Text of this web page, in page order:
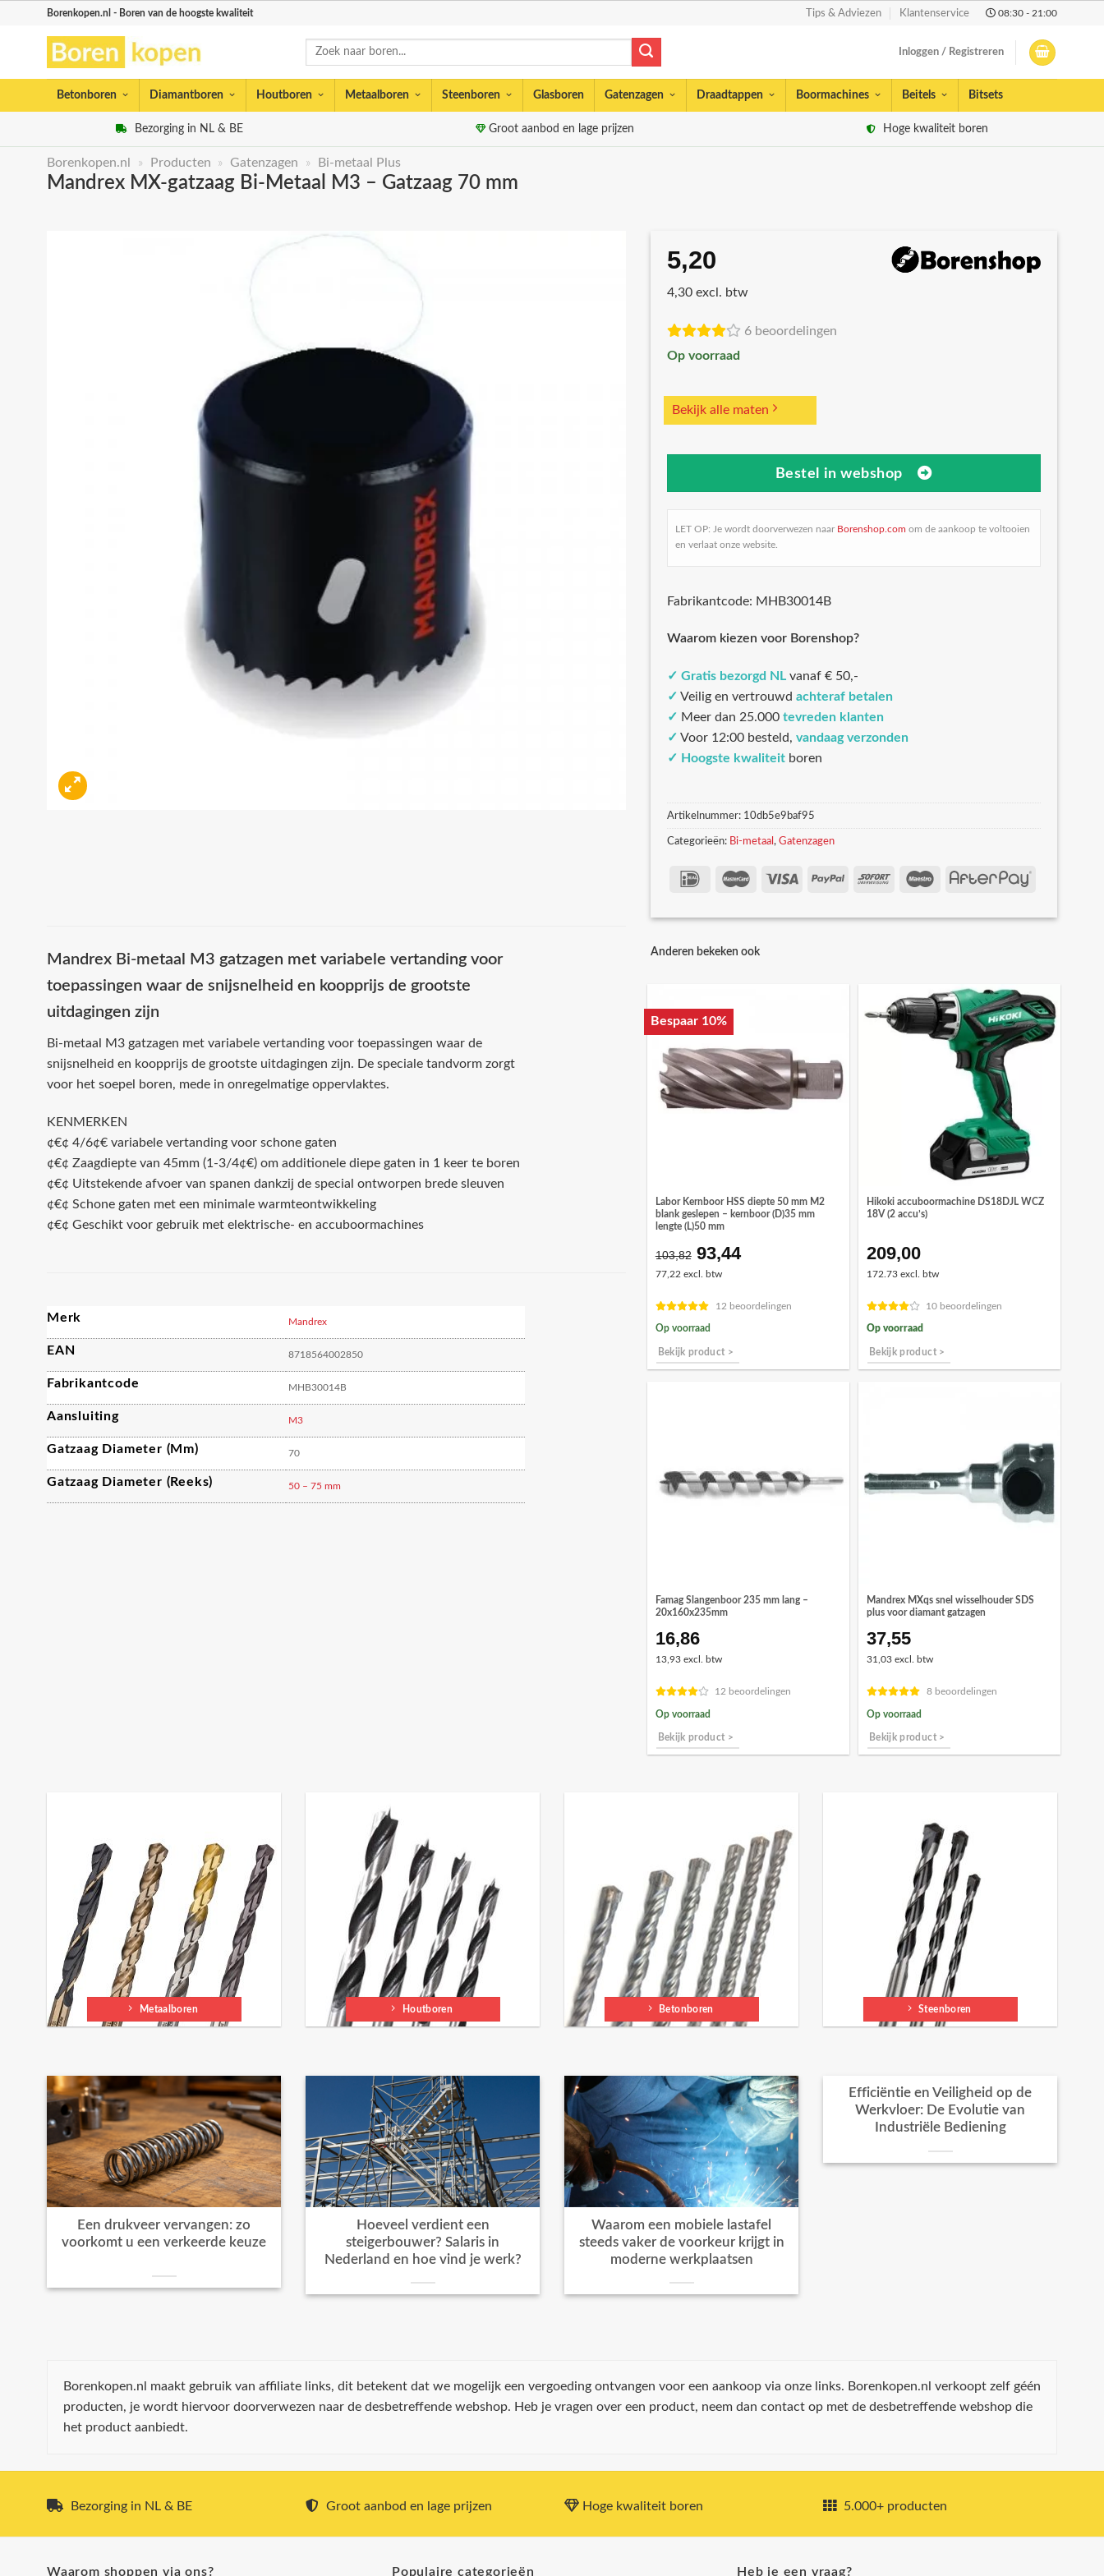
Borenkopen.nl - Boren van de hoogste kwaliteit Tips & Adviezen Klantenservice 08:30 - 21:00
Zoeken
Inloggen / Registreren
Betonboren Diamantboren Houtboren Metaalboren Steenboren Glasboren Gatenzagen Draadtappen Boormachines Beitels Bitsets
Bezorging in NL & BE Groot aanbod en lage prijzen Hoge kwaliteit boren
Borenkopen.nl » Producten » Gatenzagen » Bi-metaal Plus
Mandrex MX-gatzaag Bi-Metaal M3 – Gatzaag 70 mm
5,20
4,30 excl. btw
6 beoordelingen
Op voorraad
Bekijk alle maten
Bestel in webshop
LET OP: Je wordt doorverwezen naar Borenshop.com om de aankoop te voltooien
en verlaat onze website.
Fabrikantcode: MHB30014B
Waarom kiezen voor Borenshop?
✓ Gratis bezorgd NL vanaf € 50,-
✓ Veilig en vertrouwd achteraf betalen
✓ Meer dan 25.000 tevreden klanten
✓ Voor 12:00 besteld, vandaag verzonden
✓ Hoogste kwaliteit boren
Artikelnummer: 10db5e9baf95
Categorieën: Bi-metaal , Gatenzagen
Mandrex Bi-metaal M3 gatzagen met variabele vertanding voor
toepassingen waar de snijsnelheid en koopprijs de grootste
uitdagingen zijn
Bi-metaal M3 gatzagen met variabele vertanding voor toepassingen waar de
snijsnelheid en koopprijs de grootste uitdagingen zijn. De speciale tandvorm zorgt
voor het soepel boren, mede in onregelmatige oppervlaktes.
KENMERKEN
¢€¢ 4/6¢€ variabele vertanding voor schone gaten
¢€¢ Zaagdiepte van 45mm (1-3/4¢€) om additionele diepe gaten in 1 keer te boren
¢€¢ Uitstekende afvoer van spanen dankzij de special ontworpen brede sleuven
¢€¢ Schone gaten met een minimale warmteontwikkeling
¢€¢ Geschikt voor gebruik met elektrische- en accuboormachines
Merk Mandrex
EAN 8718564002850
Fabrikantcode MHB30014B
Aansluiting M3
Gatzaag Diameter (mm) 70
Gatzaag Diameter (reeks) 50 – 75 mm
Anderen bekeken ook
Bespaar 10%
Labor Kernboor HSS diepte 50 mm M2
blank geslepen – kernboor (D)35 mm
lengte (L)50 mm
103,82 Oorspronkelijke
prijs
€103,82.
93,44Huidige
€93,44.
77,22 excl. btw
12 beoordelingen
Op voorraad
Bekijk product >
Hikoki accuboormachine DS18DJL WCZ
18V (2 accu’s)
209,00
172.73 excl. btw
10 beoordelingen
Op voorraad
Bekijk product >
Famag Slangenboor 235 mm lang –
20x160x235mm
16,86
13,93 excl. btw
12 beoordelingen
Op voorraad
Bekijk product >
Mandrex MXqs snel wisselhouder SDS
plus voor diamant gatzagen
37,55
31,03 excl. btw
8 beoordelingen
Op voorraad
Bekijk product >
Metaalboren Houtboren Betonboren Steenboren
Een drukveer vervangen: zo
voorkomt u een verkeerde keuze
Hoeveel verdient een
steigerbouwer? Salaris in
Nederland en hoe vind je werk?
Waarom een mobiele lastafel
steeds vaker de voorkeur krijgt in
moderne werkplaatsen
Efficiëntie en Veiligheid op de
Werkvloer: De Evolutie van
Industriële Bediening
Borenkopen.nl maakt gebruik van affiliate links, dit betekent dat we mogelijk een vergoeding ontvangen voor een aankoop via onze links. Borenkopen.nl verkoopt zelf géén
producten, je wordt hiervoor doorverwezen naar de desbetreffende webshop. Heb je vragen over een product, neem dan contact op met de desbetreffende webshop die
het product aanbiedt.
Bezorging in NL & BE Groot aanbod en lage prijzen Hoge kwaliteit boren 5.000+ producten
Waarom shoppen via ons? Populaire categorieën Heb je een vraag?